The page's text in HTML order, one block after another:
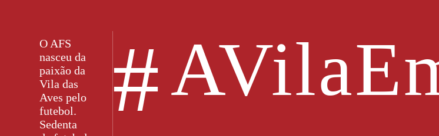
O AFS
nasceu da
paixão da
Vila das
Aves pelo
futebol.
Sedenta
#